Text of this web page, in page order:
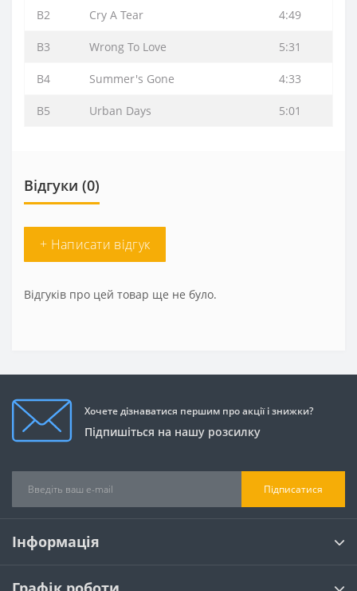
B2 Cry A Tear 4:49
B3 Wrong To Love 5:31
B4 Summer's Gone 4:33
B5 Urban Days 5:01
Відгуки (0)
+ Написати відгук
Відгуків про цей товар ще не було.
Хочете дізнаватися першим про акції і знижки?
Підпишіться на нашу розсилку
Підписатися
Інформація